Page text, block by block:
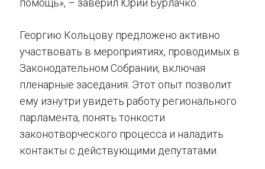
Георгию Кольцову предложено активно
участвовать в мероприятиях, проводимых в
Законодательном Собрании, включая
пленарные заседания. Этот опыт позволит
ему изнутри увидеть работу регионального
парламента, понять тонкости
законотворческого процесса и наладить
контакты с действующими депутатами.